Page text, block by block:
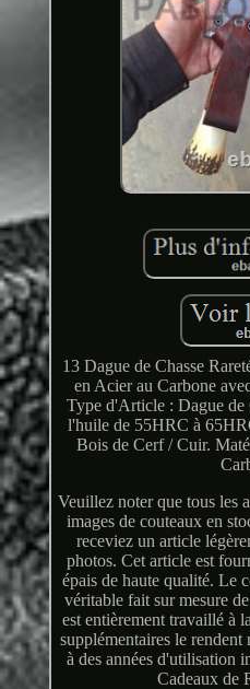
13 Dague de Chasse
en Acier au Carbone
Type d'Article : Dague de
l'huile de 55HRC à
Bois de Cerf / Cuir.
Veuillez noter que tous les
images de couteaux en
receviez un article
photos. Cet article est
épais de haute qualité. Le
véritable fait sur mesure
est entièrement travaillé à
supplémentaires le rendent
à des années d'utilisation
Cadeaux de